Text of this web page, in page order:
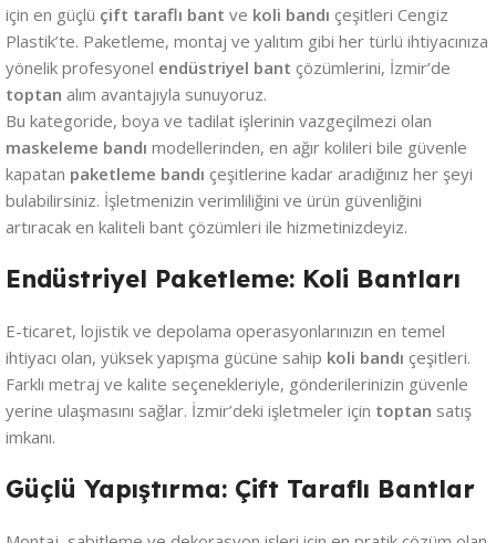
için en güçlü çift taraflı bant ve koli bandı çeşitleri Cengiz
Plastik’te. Paketleme, montaj ve yalıtım gibi her türlü ihtiyacınıza
yönelik profesyonel endüstriyel bant çözümlerini, İzmir’de
toptan alım avantajıyla sunuyoruz.
Bu kategoride, boya ve tadilat işlerinin vazgeçilmezi olan
maskeleme bandı modellerinden, en ağır kolileri bile güvenle
kapatan paketleme bandı çeşitlerine kadar aradığınız her şeyi
bulabilirsiniz. İşletmenizin verimliliğini ve ürün güvenliğini
artıracak en kaliteli bant çözümleri ile hizmetinizdeyiz.
Endüstriyel Paketleme: Koli Bantları
E-ticaret, lojistik ve depolama operasyonlarınızın en temel
ihtiyacı olan, yüksek yapışma gücüne sahip koli bandı çeşitleri.
Farklı metraj ve kalite seçenekleriyle, gönderilerinizin güvenle
yerine ulaşmasını sağlar. İzmir’deki işletmeler için toptan satış
imkanı.
Güçlü Yapıştırma: Çift Taraflı Bantlar